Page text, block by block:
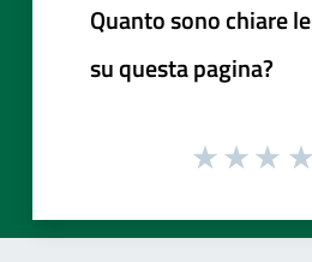
Quanto sono chiare
su questa pagina?